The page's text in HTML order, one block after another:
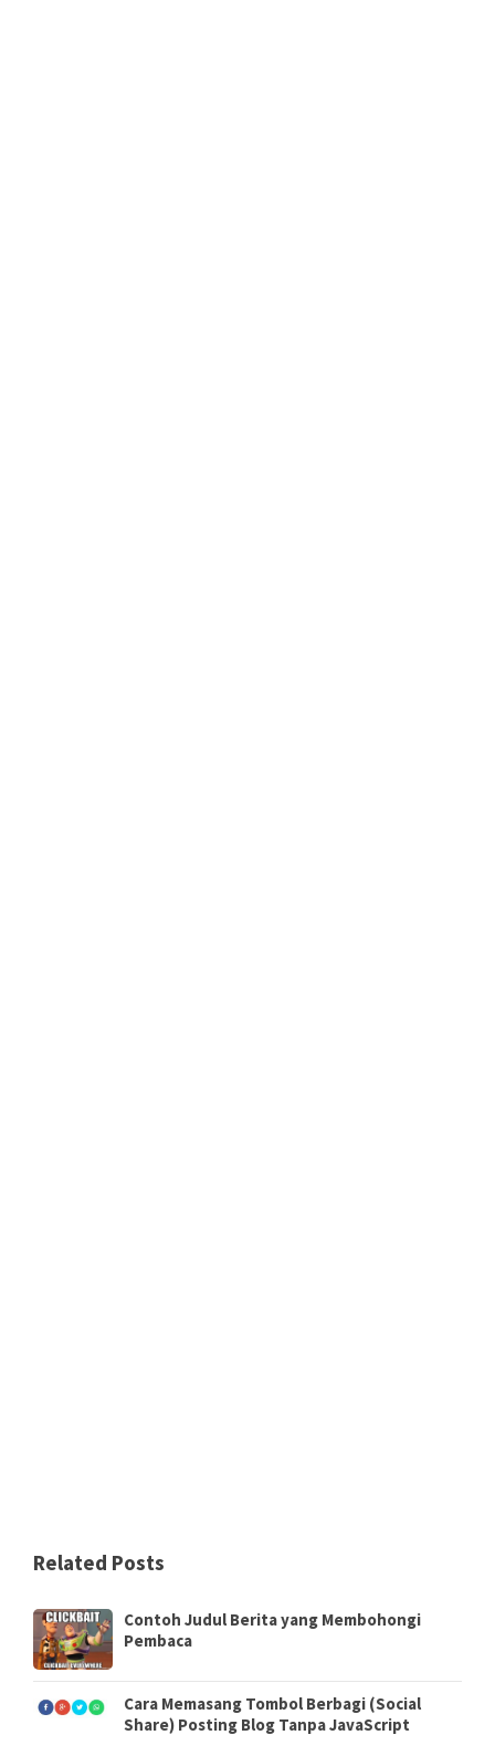
Related Posts
Contoh Judul Berita yang Membohongi
Pembaca
Cara Memasang Tombol Berbagi (Social
Share) Posting Blog Tanpa JavaScript